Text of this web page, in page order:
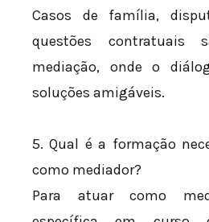
Casos de família,
questões contratuais
mediação, onde o
soluções amigáveis.
5. Qual é a formação
como mediador?
Para atuar como